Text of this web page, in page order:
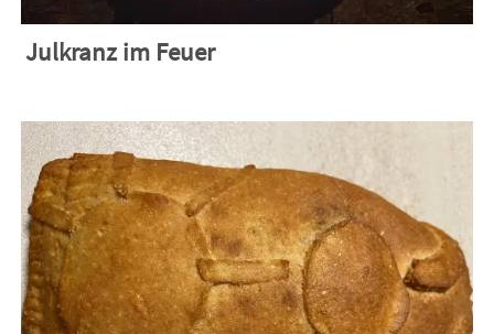
Julkranz im Feuer